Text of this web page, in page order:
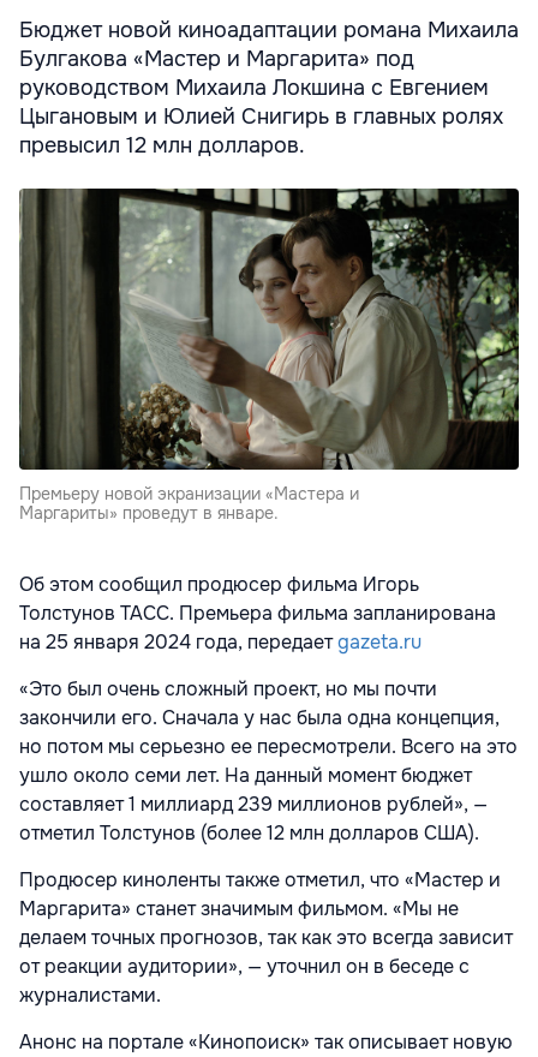
Бюджет новой киноадаптации романа Михаила
Булгакова «Мастер и Маргарита» под
руководством Михаила Локшина с Евгением
Цыгановым и Юлией Снигирь в главных ролях
превысил 12 млн долларов.
Премьеру новой экранизации «Мастера и
Маргариты» проведут в январе.
Об этом сообщил продюсер фильма Игорь
Толстунов ТАСС. Премьера фильма запланирована
на 25 января 2024 года, передаетgazeta.ru
«Это был очень сложный проект, но мы почти
закончили его. Сначала у нас была одна концепция,
но потом мы серьезно ее пересмотрели. Всего на это
ушло около семи лет. На данный момент бюджет
составляет 1 миллиард 239 миллионов рублей», —
отметил Толстунов (более 12 млн долларов США).
Продюсер киноленты также отметил, что «Мастер и
Маргарита» станет значимым фильмом. «Мы не
делаем точных прогнозов, так как это всегда зависит
от реакции аудитории», — уточнил он в беседе с
журналистами.
Анонс на портале «Кинопоиск» так описывает новую